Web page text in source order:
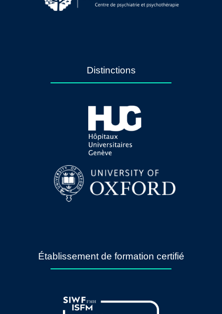
Distinctions
Établissement de formation certifié